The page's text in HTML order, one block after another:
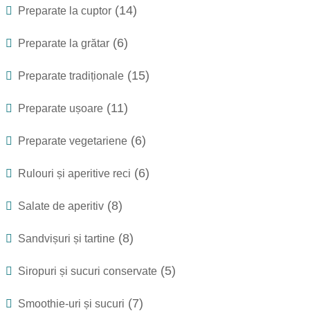
Preparate la cuptor (14)
Preparate la grătar (6)
Preparate tradiționale (15)
Preparate ușoare (11)
Preparate vegetariene (6)
Rulouri și aperitive reci (6)
Salate de aperitiv (8)
Sandvișuri și tartine (8)
Siropuri și sucuri conservate (5)
Smoothie-uri și sucuri (7)